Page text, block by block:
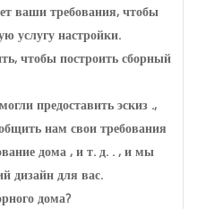
ваши требования, чтобы
услугу настройки.
чтобы построить сборный
предоставить эскиз .,
нам свои требования
дома , и т. д. . , и мы
дизайн для вас.
дома?